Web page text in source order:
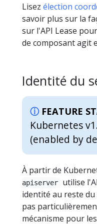
Lisez élection
savoir plus sur la
sur l'API Lease
de composant agit
Identité du
FEATURE
Kubernetes
(enabled by
À partir de
apiserver
utilise
identité au reste du
pas
mécanisme pour